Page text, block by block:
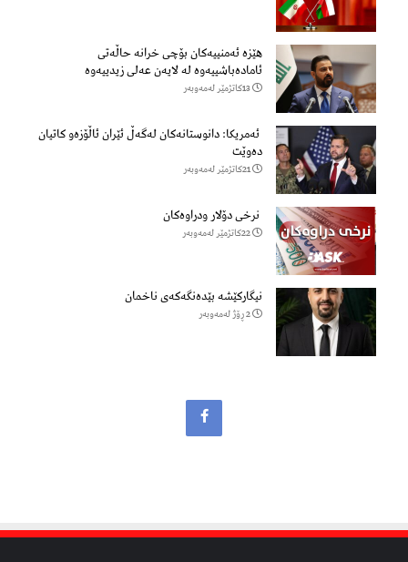
هێزه‌ ئه‌منییه‌كان بۆچی خرانە حاڵه‌تی
ئاماده‌باشییه‌وه‌ لە لایەن عەلی زیدییەوە
13كاتژمێر لەمەوبەر
ئەمریکا: دانوستانەکان لەگەڵ ئێران ئاڵۆزەو کاتیان
دەوێت
21كاتژمێر لەمەوبەر
نرخی دۆلار ودراوەکان
22كاتژمێر لەمەوبەر
نیگارکێشە بێدەنگەکەی ناخمان
2 ڕۆژ لەمەوبەر